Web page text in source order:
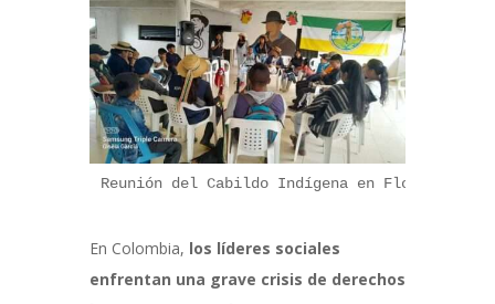
Reunión del Cabildo Indígena en Florida,
En Colombia, los líderes sociales
enfrentan una grave crisis de derechos